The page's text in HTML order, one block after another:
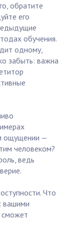
обратите
его
обучения.
одному,
забыть: важна
ощущении —
человеком?
ведь
Что
вашими
сможет